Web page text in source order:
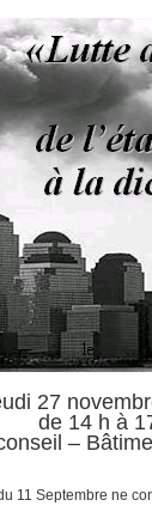
27
de 14 h à
–
11 Septembre ne